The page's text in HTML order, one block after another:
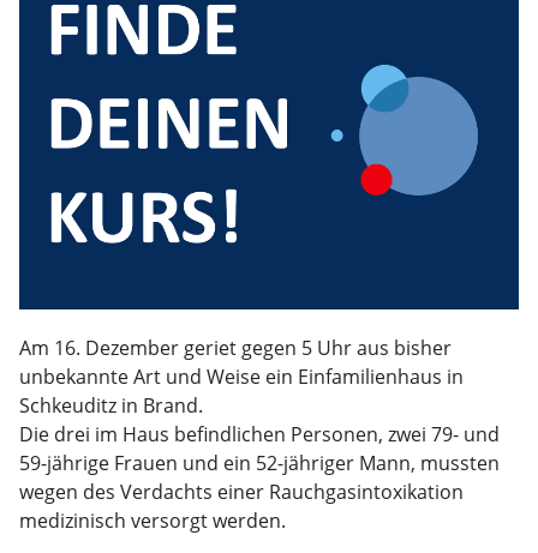
Am 16. Dezember geriet gegen 5 Uhr aus bisher
unbekannte Art und Weise ein Einfamilienhaus in
Schkeuditz in Brand.
Die drei im Haus befindlichen Personen, zwei 79- und
59-jährige Frauen und ein 52-jähriger Mann, mussten
wegen des Verdachts einer Rauchgasintoxikation
medizinisch versorgt werden.